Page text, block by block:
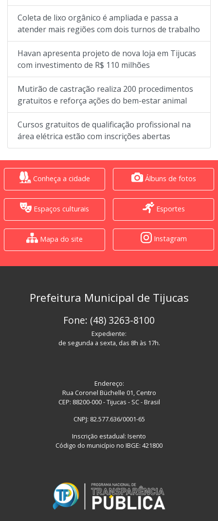
Coleta de lixo orgânico é ampliada e passa a
atender mais regiões com dois turnos de trabalho
Havan apresenta projeto de nova loja em Tijucas
com investimento de R$ 110 milhões
Mutirão de castração realiza 200 procedimentos
gratuitos e reforça ações do bem-estar animal
Cursos gratuitos de qualificação profissional na
área elétrica estão com inscrições abertas
Conheça a cidade Álbuns de fotos
Espaços culturais Esportes
Mapa do site Instagram
Prefeitura Municipal de Tijucas
Fone: (48) 3263-8100
Expediente:
de segunda a sexta, das 8h às 17h.
Endereço:
Rua Coronel Büchelle 01, Centro
CEP: 88200-000 - Tijucas - SC - Brasil
CNPJ: 82.577.636/0001-65
Inscrição estadual: Isento
Código do município no IBGE: 421800